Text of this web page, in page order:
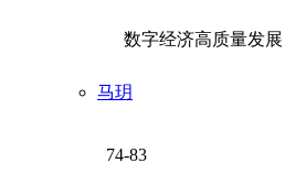
数字经济高质量发展
马玥
74-83